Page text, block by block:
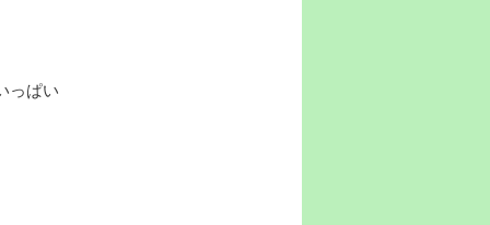
っぱい